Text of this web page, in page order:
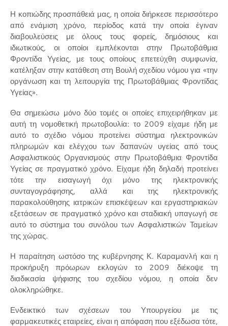
Η κοπιώδης προσπάθειά μας, η οποία διήρκεσε περισσότερο
από ενάμιση χρόνο, περίοδος κατά την οποία έγιναν
διαβουλεύσεις με όλους τους φορείς, δημόσιους και
ιδιωτικούς, οι οποίοι εμπλέκονται στην Πρωτοβάθμια
Φροντίδα Υγείας, με τους οποίους επετεύχθη συμφωνία,
κατέληξαν στην κατάθεση στη Βουλή σχεδίου νόμου για «την
οργάνωση και τη λειτουργία της Πρωτοβάθμιας Φροντίδας
Υγείας».
Θα σημειώσω μόνο δύο τομές οι οποίες επιχειρήθηκαν με
αυτή τη νομοθετική πρωτοβουλία: το 2009 είχαμε ήδη με
αυτό το σχέδιο νόμου προτείνει σύστημα ηλεκτρονικών
πληρωμών και ελέγχου των δαπανών υγείας από τους
Ασφαλιστικούς Οργανισμούς στην Πρωτοβάθμια Φροντίδα
Υγείας σε πραγματικό χρόνο. Είχαμε ήδη δηλαδή προτείνει
τότε την εισαγωγή όχι μόνο της ηλεκτρονικής
συνταγογράφησης, αλλά και της ηλεκτρονικής
παρακολούθησης ιατρικών επισκέψεων και εργαστηριακών
εξετάσεων σε πραγματικό χρόνο και σταδιακή υπαγωγή σε
αυτό το σύστημα του συνόλου των Ασφαλιστικών Ταμείων
της χώρας.
Η παραίτηση ωστόσο της κυβέρνησης Κ. Καραμανλή και η
προκήρυξη πρόωρων εκλογών το 2009 διέκοψε τη
διαδικασία ψήφισης του σχεδίου νόμου, η οποία δεν
ολοκληρώθηκε.
Ενδεικτικό των σχέσεων του Υπουργείου με τις
φαρμακευτικές εταιρείες, είναι η απόφαση που εξέδωσα τότε,